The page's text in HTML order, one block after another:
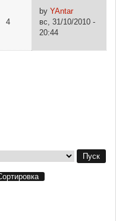
4
by YAntar
вс, 31/10/2010 -
20:44